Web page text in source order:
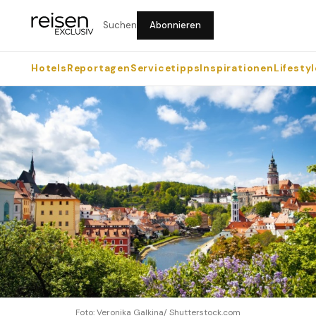
Suchen Abonnieren
HotelsReportagenServicetippsInspirationen
Foto: Veronika Galkina/ Shutterstock.com